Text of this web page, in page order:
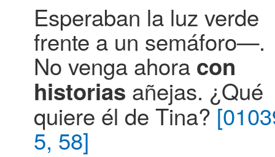
Esperaban la luz verde
frente a un semáforo—.
No venga ahora con
historias añejas. ¿Qué
quiere él de Tina?
5, 58]